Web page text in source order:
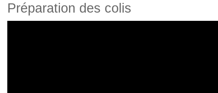
Préparation des colis